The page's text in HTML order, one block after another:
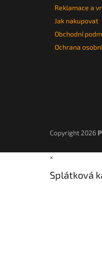
Reklamace a
Jak nakupovat
Obchodní
Ochrana
Copyright 2026
×
Splátková